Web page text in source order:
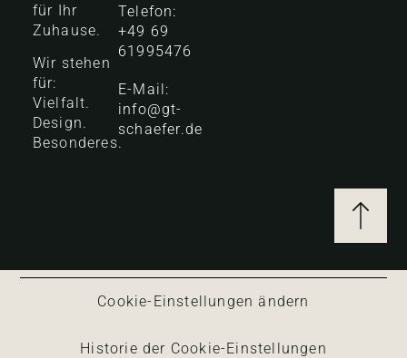
für Ihr
Zuhause.
Wir stehen
für:
Vielfalt.
Design.
Besonderes.
Telefon:
+49 69
61995476
E-Mail:
info@gt-
schaefer.de
Cookie-Einstellungen ändern
Historie der Cookie-Einstellungen